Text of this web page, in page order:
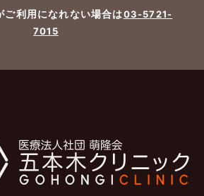
ご利用になれない場合は03-5721-
7015